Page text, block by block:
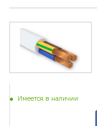
Имеется в наличии